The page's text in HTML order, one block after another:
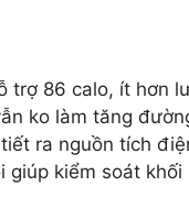
trợ 86 calo, ít hơn
ko làm tăng
ra nguồn tích
giúp kiểm soát